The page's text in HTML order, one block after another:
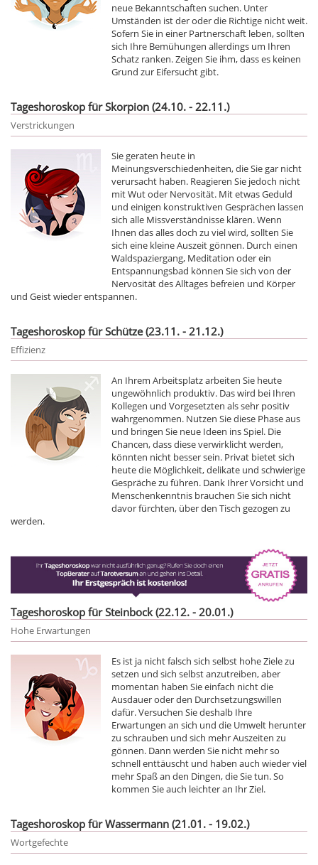
neue Bekanntschaften suchen. Unter
Umständen ist der oder die Richtige nicht weit.
Sofern Sie in einer Partnerschaft leben, sollten
sich Ihre Bemühungen allerdings um Ihren
Schatz ranken. Zeigen Sie ihm, dass es keinen
Grund zur Eifersucht gibt.
Tageshoroskop für Skorpion (24.10. - 22.11.)
Verstrickungen
Sie geraten heute in
Meinungsverschiedenheiten, die Sie gar nicht
verursacht haben. Reagieren Sie jedoch nicht
mit Wut oder Nervosität. Mit etwas Geduld
und einigen konstruktiven Gesprächen lassen
sich alle Missverständnisse klären. Wenn
Ihnen das alles doch zu viel wird, sollten Sie
sich eine kleine Auszeit gönnen. Durch einen
Waldspaziergang, Meditation oder ein
Entspannungsbad können Sie sich von der
Nervosität des Alltages befreien und Körper
und Geist wieder entspannen.
Tageshoroskop für Schütze (23.11. - 21.12.)
Effizienz
An Ihrem Arbeitsplatz arbeiten Sie heute
ungewöhnlich produktiv. Das wird bei Ihren
Kollegen und Vorgesetzten als sehr positiv
wahrgenommen. Nutzen Sie diese Phase aus
und bringen Sie neue Ideen ins Spiel. Die
Chancen, dass diese verwirklicht werden,
könnten nicht besser sein. Privat bietet sich
heute die Möglichkeit, delikate und schwierige
Gespräche zu führen. Dank Ihrer Vorsicht und
Menschenkenntnis brauchen Sie sich nicht
davor fürchten, über den Tisch gezogen zu
werden.
Tageshoroskop für Steinbock (22.12. - 20.01.)
Hohe Erwartungen
Es ist ja nicht falsch sich selbst hohe Ziele zu
setzen und sich selbst anzutreiben, aber
momentan haben Sie einfach nicht die
Ausdauer oder den Durchsetzungswillen
dafür. Versuchen Sie deshalb Ihre
Erwartungen an sich und die Umwelt herunter
zu schrauben und sich mehr Auszeiten zu
gönnen. Dann werden Sie nicht mehr so
schnell enttäuscht und haben auch wieder viel
mehr Spaß an den Dingen, die Sie tun. So
kommen Sie auch leichter an Ihr Ziel.
Tageshoroskop für Wassermann (21.01. - 19.02.)
Wortgefechte